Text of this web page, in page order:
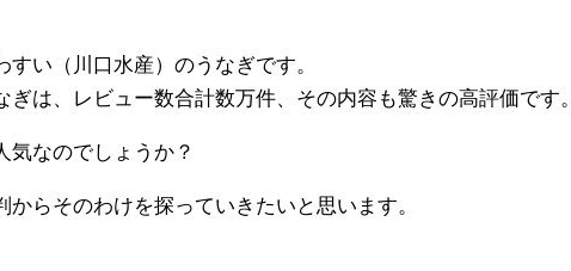
い（川口水産）のうなぎです。
ぎは、レビュー数合計数万件、その内容も驚きの高評価です。
気なのでしょうか？
からそのわけを探っていきたいと思います。